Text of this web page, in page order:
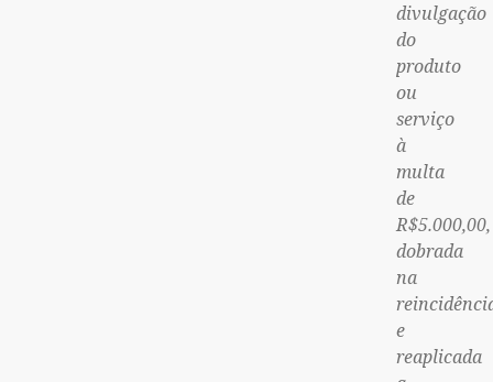
divulgação
do
produto
ou
serviço
à
multa
de
R$5.000,00,
dobrada
na
e
reaplicada